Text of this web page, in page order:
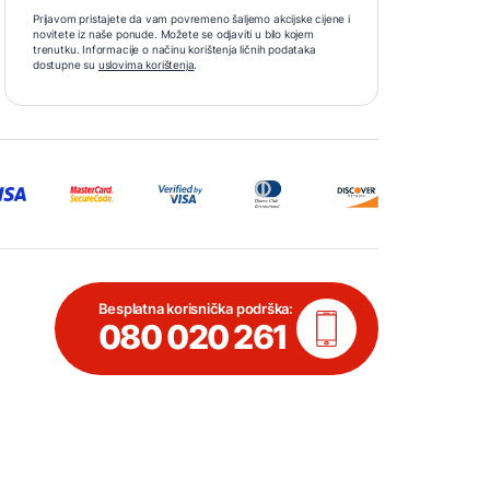
Prijavom pristajete da vam povremeno šaljemo akcijske cijene i
novitete iz naše ponude. Možete se odjaviti u bilo kojem
trenutku. Informacije o načinu korištenja ličnih podataka
dostupne su uslovima korištenja.
Besplatna korisnička podrška:
080 020 261